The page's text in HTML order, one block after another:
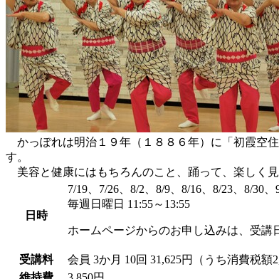
かっぽれは明治１９年（１８８６年）に「初霞空
す。
美容と健康にはもちろんのこと、踊って、楽しく
日時
7/19、7/26、8/2、8/9、8/16、8/23、8/30、
毎週日曜日 11:55～13:55
ホームページからのお申し込みは、受講
受講料 会員 3か月 10回 31,625円（うち消費税額